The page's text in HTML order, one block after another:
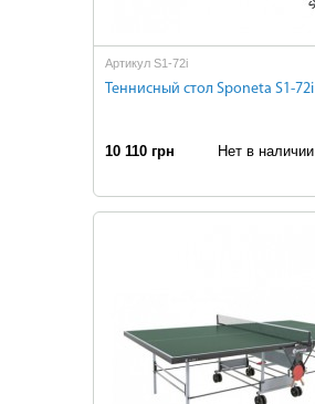
Артикул S1-72i
Теннисный стол Sponeta S1-72i
10 110 грн Нет в наличии